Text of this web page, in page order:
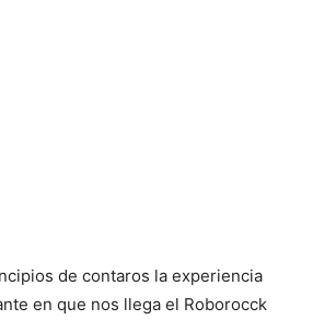
de contaros la experiencia
en que nos llega el Roborocck